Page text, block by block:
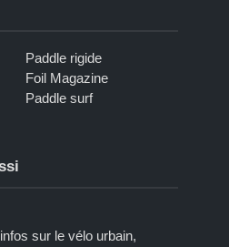
Paddle rigide
Foil Magazine
Paddle surf
sur le vélo urbain,